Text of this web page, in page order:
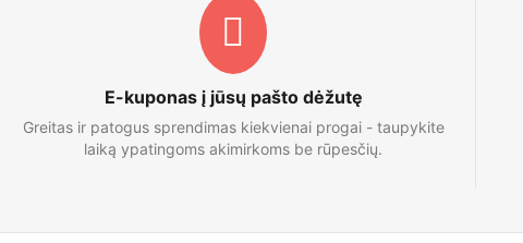
E-kuponas į jūsų pašto dėžutę
Greitas ir patogus sprendimas kiekvienai progai - taupykite
laiką ypatingoms akimirkoms be rūpesčių.